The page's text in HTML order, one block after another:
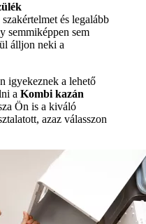
és legalább
semmiképpen sem
álljon neki a
igyekeznek a lehető
a Kombi kazán
Ön is a kiváló
azaz válasszon